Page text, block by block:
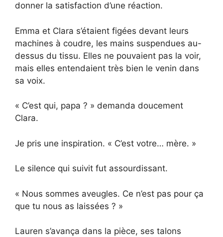
donner la satisfaction d’une réaction.
Emma et Clara s’étaient figées devant leurs
machines à coudre, les mains suspendues au-
dessus du tissu. Elles ne pouvaient pas la voir,
mais elles entendaient très bien le venin dans
sa voix.
« C’est qui, papa ? » demanda doucement
Clara.
Je pris une inspiration. « C’est votre… mère. »
Le silence qui suivit fut assourdissant.
« Nous sommes aveugles. Ce n’est pas pour ça
que tu nous as laissées ? »
Lauren s’avança dans la pièce, ses talons